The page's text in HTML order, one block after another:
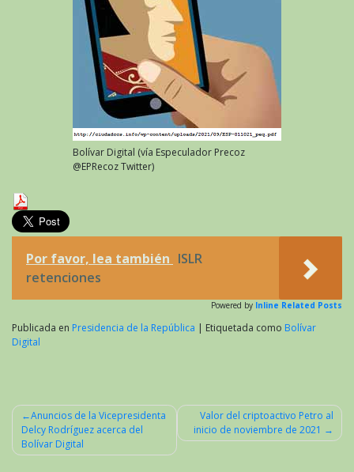
Bolívar Digital (vía Especulador Precoz
@EPRecoz Twitter)
Por favor, lea también ISLR
retenciones
Powered by Inline Related Posts
Publicada en Presidencia de la República | Etiquetada como Bolívar
Digital
Navegación
de
Anuncios de la Vicepresidenta
Delcy Rodríguez acerca del
Bolívar Digital
Valor del criptoactivo Petro al
inicio de noviembre de 2021